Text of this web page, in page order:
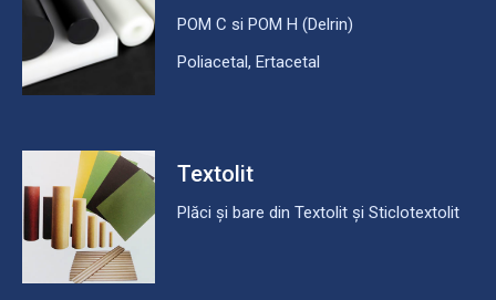
POM C si POM H (Delrin)
Poliacetal, Ertacetal
Textolit
Plăci și bare din Textolit și Sticlotextolit